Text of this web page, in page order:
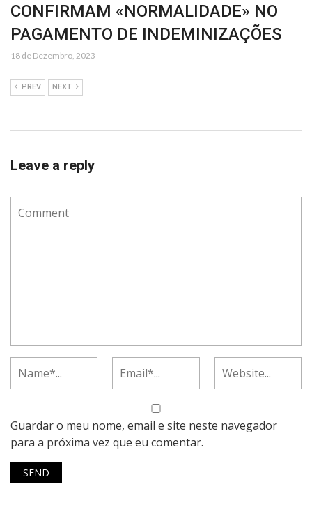
CONFIRMAM «NORMALIDADE» NO
PAGAMENTO DE INDEMINIZAÇÕES
18 de Dezembro, 2023
PREV NEXT
Leave a reply
Guardar o meu nome, email e site neste navegador
para a próxima vez que eu comentar.